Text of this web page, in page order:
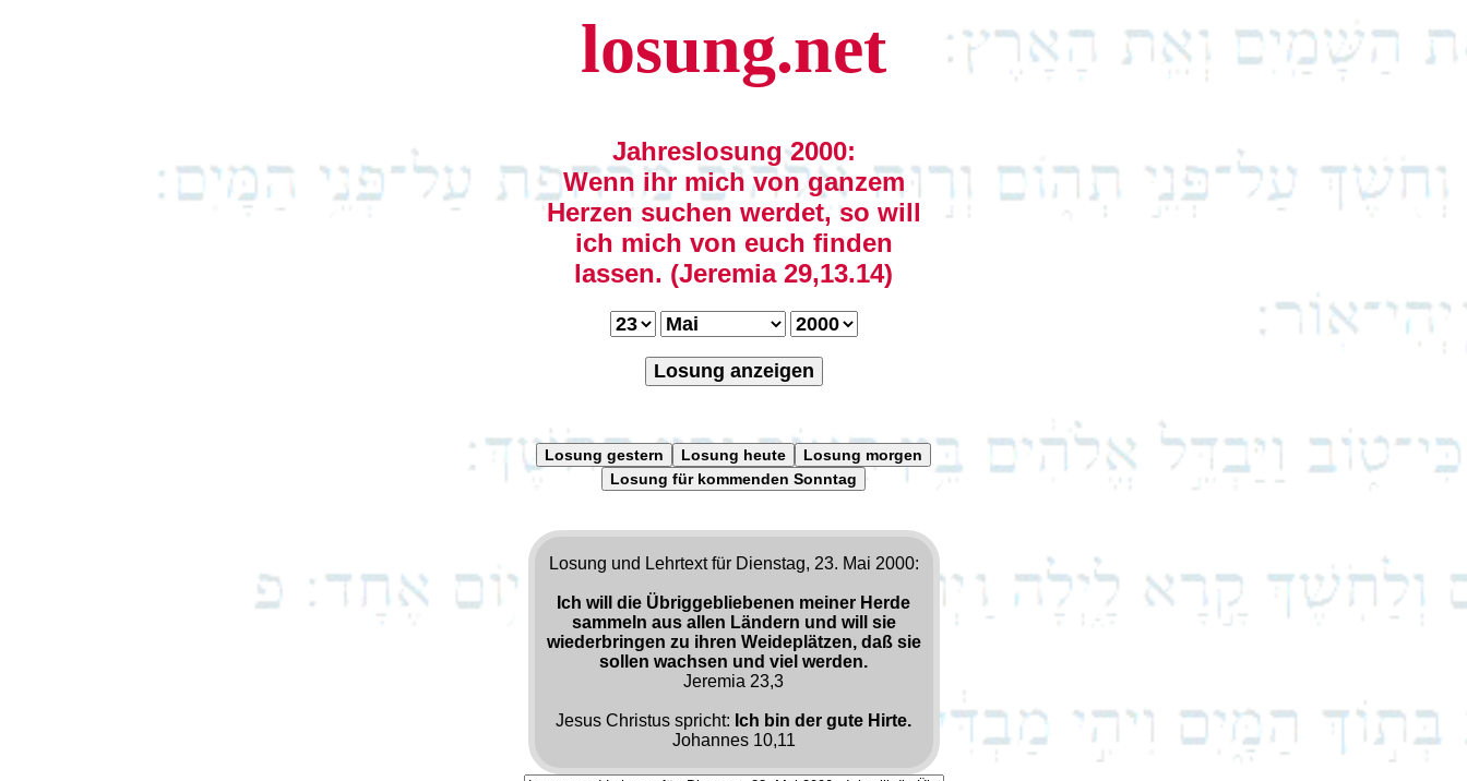
losung.net
Jahreslosung 2000:
Wenn ihr mich von ganzem
Herzen suchen werdet, so will
ich mich von euch finden
lassen. (Jeremia 29,13.14)
Losung anzeigen
Losung gestern Losung heute
Losung morgen
Losung für kommenden Sonntag
Losung und Lehrtext für Dienstag, 23. Mai 2000:
Ich will die Übriggebliebenen meiner Herde
sammeln aus allen Ländern und will sie
wiederbringen zu ihren Weideplätzen, daß sie
sollen wachsen und viel werden.
Jeremia 23,3
Jesus Christus spricht: Ich bin der gute Hirte.
Johannes 10,11